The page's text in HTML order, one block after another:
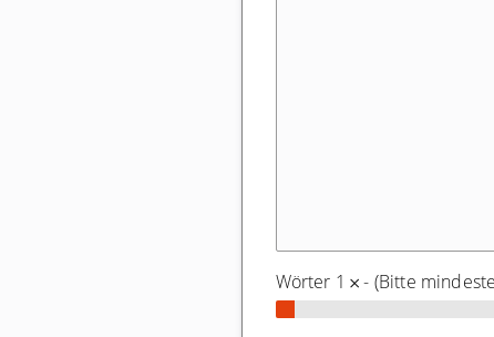
Wörter 1 𐄂 - (Bitte